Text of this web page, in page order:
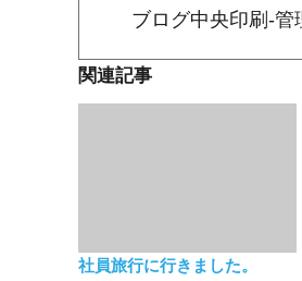
ブログ中央印刷-管
関連記事
社員旅行に行きました。